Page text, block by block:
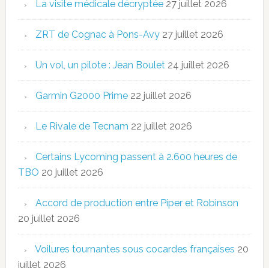
La visite médicale décryptée 27 juillet 2026
ZRT de Cognac à Pons-Avy 27 juillet 2026
Un vol, un pilote : Jean Boulet 24 juillet 2026
Garmin G2000 Prime 22 juillet 2026
Le Rivale de Tecnam 22 juillet 2026
Certains Lycoming passent à 2.600 heures de
TBO 20 juillet 2026
Accord de production entre Piper et Robinson
20 juillet 2026
Voilures tournantes sous cocardes françaises 20
juillet 2026